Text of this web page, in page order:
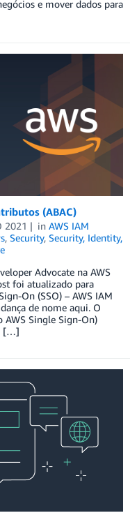
e mover dados para
(ABAC)
2021 in AWS IAM
, Security, Security, Identity,
Advocate na AWS
foi atualizado para
On (SSO) – AWS IAM
de nome aqui. O
AWS Single Sign-On)
[…]